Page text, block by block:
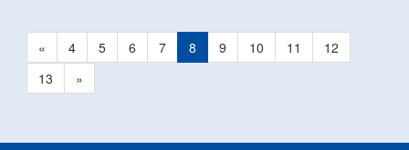
« 4 5 6 7 8 9 10 11
12
13
»